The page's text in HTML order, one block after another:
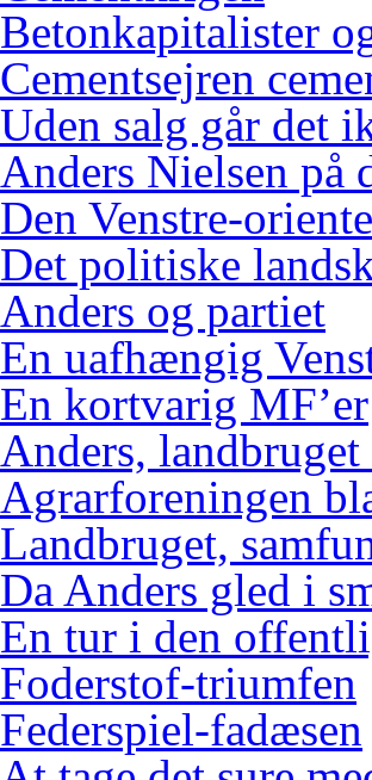
Betonkapitalister
Cementsejren
Uden salg går det
Anders Nielsen på
Den Venstre-
Det politiske
Anders og partiet
En uafhængig
En kortvarig MF’er
Anders,
Agrarforeningen
Landbruget,
Da Anders gled i
En tur i den
Foderstof-triumfen
Federspiel-fadæsen